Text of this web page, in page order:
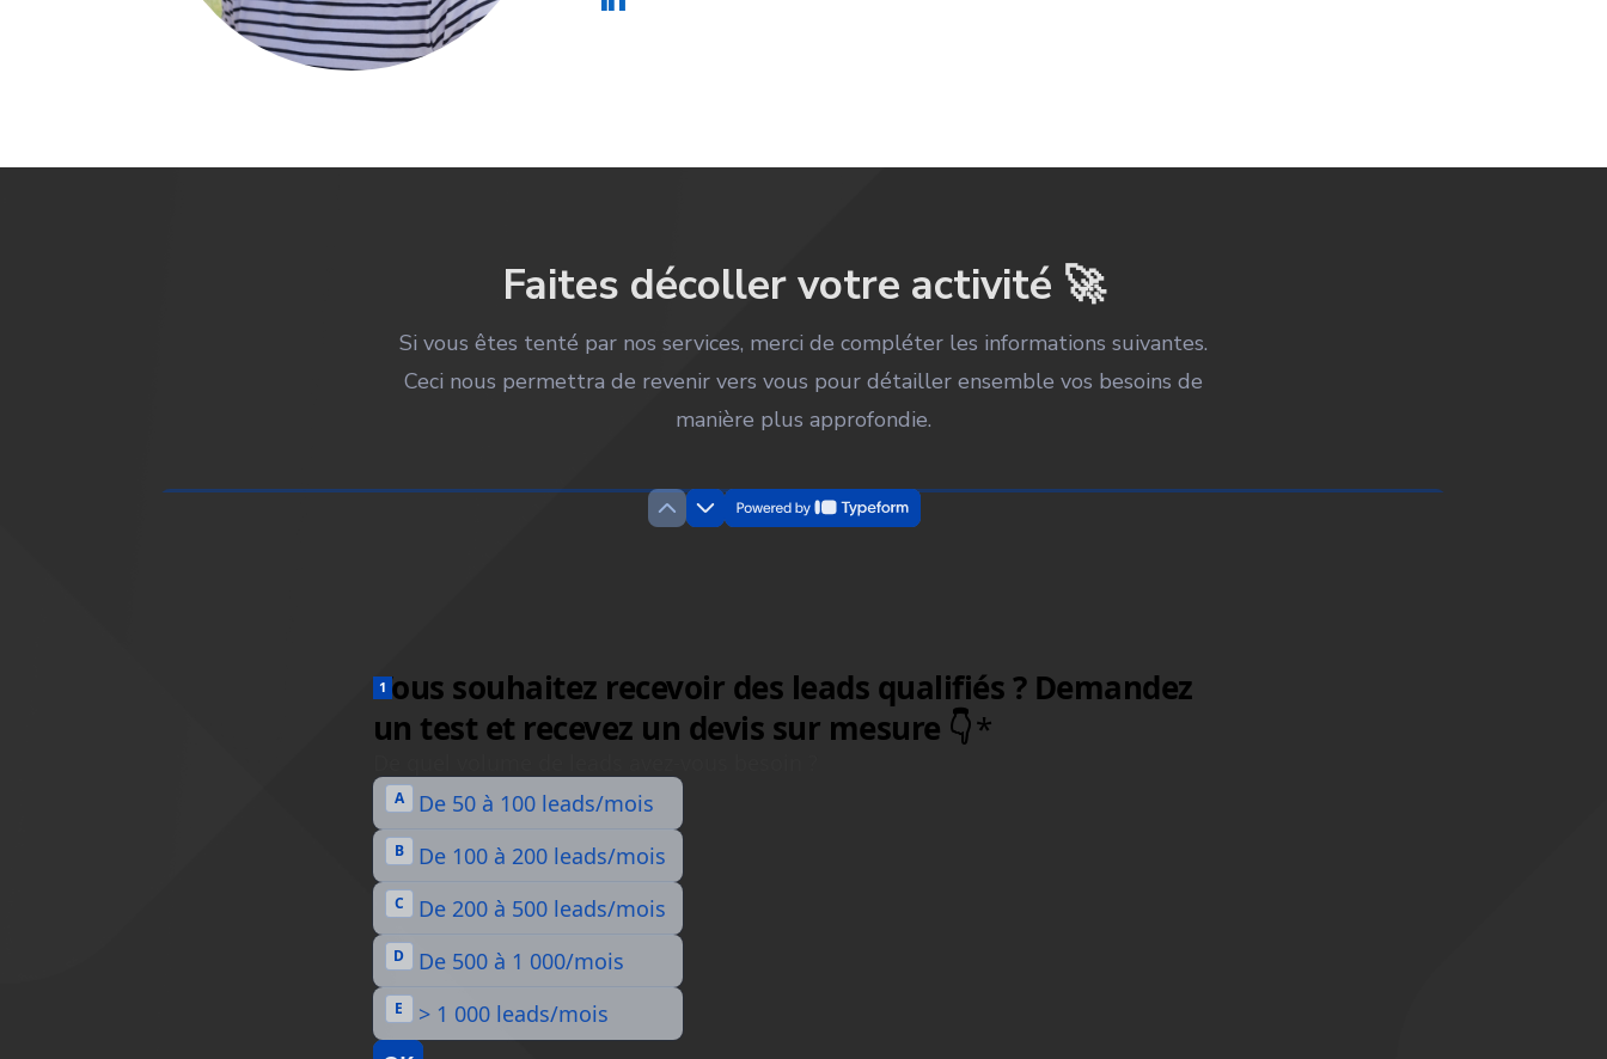
Faites décoller votre activité 🚀
Si vous êtes tenté par nos services, merci de compléter les informations suivantes.
Ceci nous permettra de revenir vers vous pour détailler ensemble vos besoins de
manière plus approfondie.